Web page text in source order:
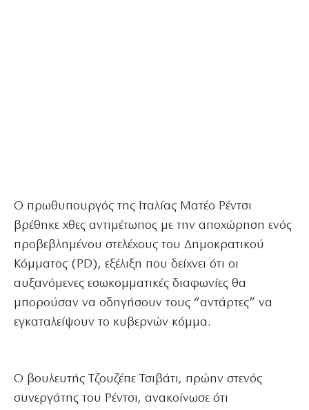
Ο πρωθυπουργός της Ιταλίας Ματέο Ρέντσι
βρέθηκε χθες αντιμέτωπος με την αποχώρηση ενός
προβεβλημένου στελέχους του Δημοκρατικού
Κόμματος (PD), εξέλιξη που δείχνει ότι οι
αυξανόμενες εσωκομματικές διαφωνίες θα
μπορούσαν να οδηγήσουν τους “αντάρτες” να
εγκαταλείψουν το κυβερνών κόμμα.
Ο βουλευτής Τζουζέπε Τσιβάτι, πρώην στενός
συνεργάτης του Ρέντσι, ανακοίνωσε ότι